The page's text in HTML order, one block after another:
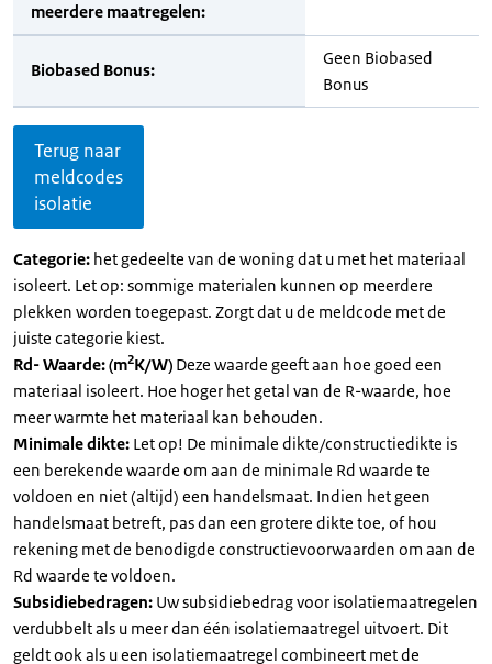
meerdere maatregelen:
Biobased Bonus:
Geen Biobased
Bonus
Terug naar
meldcodes
isolatie
Categorie: het gedeelte van de woning dat u met het materiaal
isoleert. Let op: sommige materialen kunnen op meerdere
plekken worden toegepast. Zorgt dat u de meldcode met de
juiste categorie kiest.
Rd- Waarde: (m2K/W) Deze waarde geeft aan hoe goed een
materiaal isoleert. Hoe hoger het getal van de R-waarde, hoe
meer warmte het materiaal kan behouden.
Minimale dikte: Let op! De minimale dikte/constructiedikte is
een berekende waarde om aan de minimale Rd waarde te
voldoen en niet (altijd) een handelsmaat. Indien het geen
handelsmaat betreft, pas dan een grotere dikte toe, of hou
rekening met de benodigde constructievoorwaarden om aan de
Rd waarde te voldoen.
Subsidiebedragen: Uw subsidiebedrag voor isolatiemaatregelen
verdubbelt als u meer dan één isolatiemaatregel uitvoert. Dit
geldt ook als u een isolatiemaatregel combineert met de